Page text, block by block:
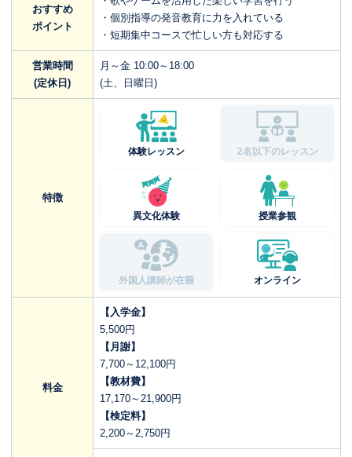
おすすめ
ポイント
・個別指導の発音教育に力を入れている
・短期集中コースで忙しい方も対応する
営業時間
(定休日)
月～金 10:00～18:00
(土、日曜日)
特徴
体験レッスン 2名以下のレッスン
異文化体験 授業参観
外国人講師が在籍 オンライン
料金
【入学金】
5,500円
【月謝】
7,700～12,100円
【教材費】
17,170～21,900円
【検定料】
2,200～2,750円